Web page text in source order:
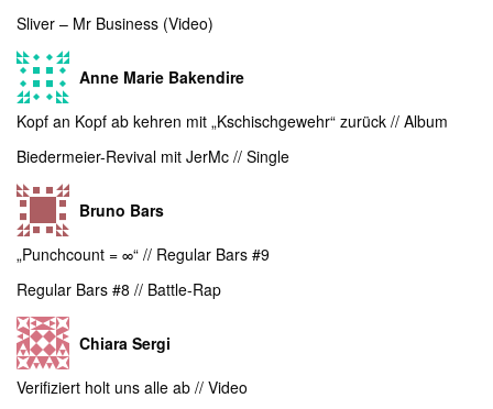
Sliver – Mr Business (Video)
Anne Marie Bakendire
Kopf an Kopf ab kehren mit „Kschischgewehr“ zurück // Album
Biedermeier-Revival mit JerMc // Single
Bruno Bars
„Punchcount = ∞“ // Regular Bars #9
Regular Bars #8 // Battle-Rap
Chiara Sergi
Verifiziert holt uns alle ab // Video